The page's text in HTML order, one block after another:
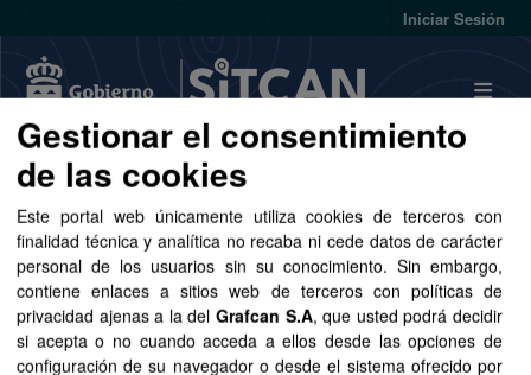
Iniciar Sesión
Conjuntos de datos
Ordenar por
Gestionar el consentimiento
de las cookies
Este portal web únicamente utiliza cookies de terceros con
finalidad técnica y analítica no recaba ni cede datos de carácter
personal de los usuarios sin su conocimiento. Sin embargo,
contiene enlaces a sitios web de terceros con políticas de
privacidad ajenas a la del Grafcan S.A, que usted podrá decidir
si acepta o no cuando acceda a ellos desde las opciones de
configuración de su navegador o desde el sistema ofrecido por